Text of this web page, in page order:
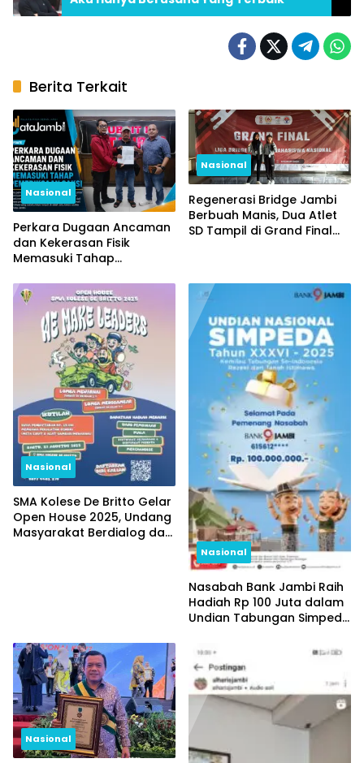
Berita Terkait
Nasional
Perkara Dugaan Ancaman
dan Kekerasan Fisik
Memasuki Tahap
Nasional
Regenerasi Bridge Jambi
Berbuah Manis, Dua Atlet
SD Tampil di Grand Final
Nasional
SMA Kolese De Britto Gelar
Open House 2025, Undang
Masyarakat Berdialog dan
Nasional
Nasabah Bank Jambi Raih
Hadiah Rp 100 Juta dalam
Undian Tabungan Simpeda
Nasional